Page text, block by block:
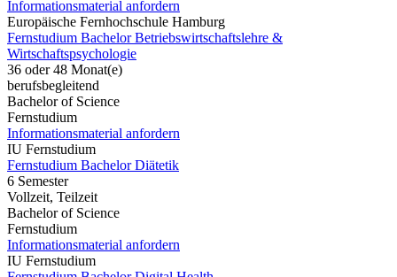
Informationsmaterial anfordern
Europäische Fernhochschule Hamburg
Fernstudium Bachelor Betriebswirtschaftslehre &
Wirtschaftspsychologie
36 oder 48 Monat(e)
berufsbegleitend
Bachelor of Science
Fernstudium
Informationsmaterial anfordern
IU Fernstudium
Fernstudium Bachelor Diätetik
6 Semester
Vollzeit, Teilzeit
Bachelor of Science
Fernstudium
Informationsmaterial anfordern
IU Fernstudium